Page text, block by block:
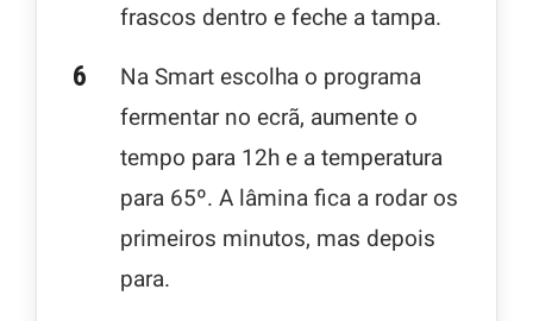
frascos dentro e feche a tampa.
Na Smart escolha o programa
fermentar no ecrã, aumente o
tempo para 12h e a temperatura
para 65º. A lâmina fica a rodar os
primeiros minutos, mas depois
para.